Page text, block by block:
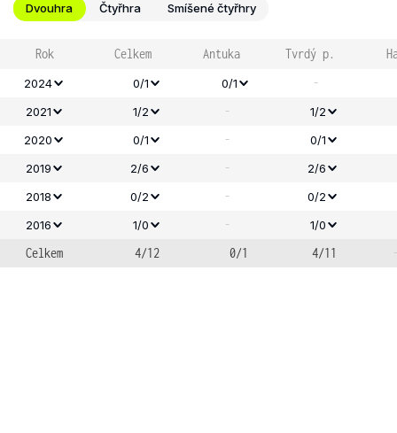
Dvouhra Čtyřhra Smíšené čtyřhry
Rok Celkem Antuka Tvrdý p.
2024 0/1 0/1 -
2021 1/2 -
1/2
2020
0/1 -
0/1
2019
2/6 -
2/6
2018
0/2 -
0/2
2016
1/0 - 1/0
Celkem 4/12 0/1 4/11